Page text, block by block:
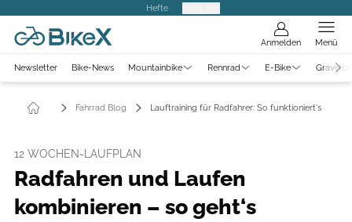
Hefte
Anmelden Menü
Newsletter Bike-News Mountainbike Rennrad E-Bike
Fahrrad Blog Lauftraining für Radfahrer: So funktioniert's
12 WOCHEN-LAUFPLAN
Radfahren und Laufen
kombinieren – so geht‘s